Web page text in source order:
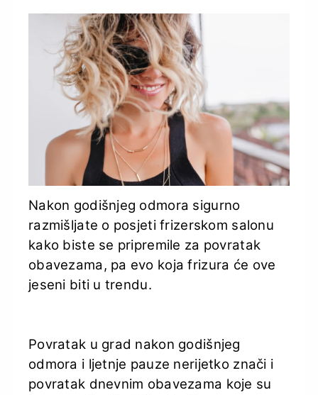
Nakon godišnjeg odmora sigurno
razmišljate o posjeti frizerskom salonu
kako biste se pripremile za povratak
obavezama, pa evo koja frizura će ove
jeseni biti u trendu.
Povratak u grad nakon godišnjeg
odmora i ljetnje pauze nerijetko znači i
povratak dnevnim obavezama koje su